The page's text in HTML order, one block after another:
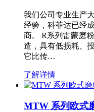
我们公司专业生产
经验，科菲达已经
商。 R系列雷蒙磨
造，具有低损耗、
它比传…
了解详情
MTW 系列欧式